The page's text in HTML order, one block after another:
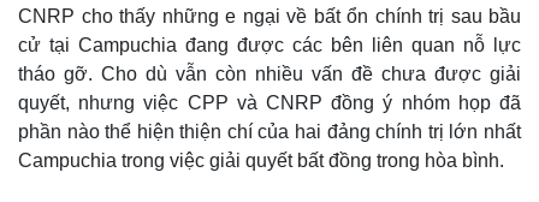
Thế giới
Quan sát
Cuộc sống đó đây
Hồ sơ
Multimedia
Video
Ảnh
E-Magazine
Infographic
CNRP cho thấy những e ngại về bất ổn chính trị sau bầu
cử tại Campuchia đang được các bên liên quan nỗ lực
tháo gỡ. Cho dù vẫn còn nhiều vấn đề chưa được giải
quyết, nhưng việc CPP và CNRP đồng ý nhóm họp đã
phần nào thể hiện thiện chí của hai đảng chính trị lớn nhất
Campuchia trong việc giải quyết bất đồng trong hòa bình.